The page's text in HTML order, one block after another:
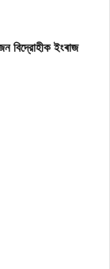
বিদ্রোহীক ইংৰাজ